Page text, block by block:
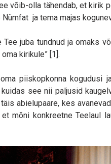
võib-olla tähendab, et kirik
ja tema majas
juba tundnud ja omaks
kirikule” [1].
piiskopkonna
see nii paljusid
abielupaare, kes
mõni konkreetne Teelaul